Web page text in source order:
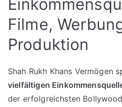
Filme,
Produktion
Shah Rukh Khans Vermögen
vielfältigen
der erfolgreichsten